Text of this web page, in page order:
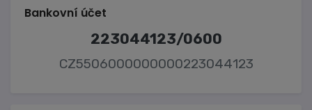
Bankovní účet
223044123/0600
CZ5506000000000223044123